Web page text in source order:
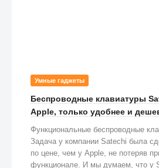
Умные гаджеты
Беспроводные клавиатуры
Apple, только удобнее и
Функциональные беспроводные
Задача у компании Satechi была
по цене, чем у Apple, не потеряв
функционале. И мы думаем, что у